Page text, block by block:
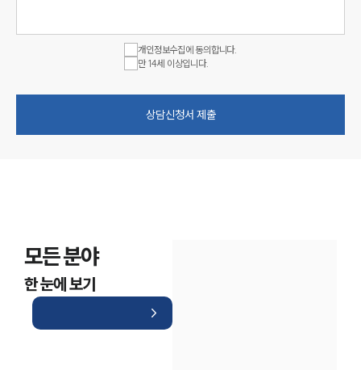
개인정보수집에 동의합니다.
만 14세 이상입니다.
상담신청서 제출
모든 분야
한 눈에 보기